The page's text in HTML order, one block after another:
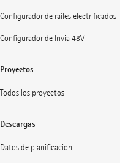
Configurador de raíles electrificados
Configurador de Invia 48V
Proyectos
Todos los proyectos
Descargas
Datos de planificación